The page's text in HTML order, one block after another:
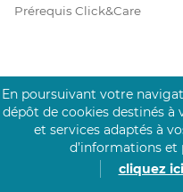
Prérequis Click&Care
Protection des Données
Vie Privée
En poursuivant votre
dépôt de cookies destinés à
et services adaptés à
d’informations et
cliquez ici